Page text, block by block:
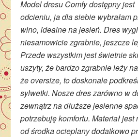
Model dresu Comfy dostępny
odcieniu, ja dla siebie wybrałam
wino, idealne na jesień. Dres
niesamowicie zgrabnie, jeszcze
Przede wszystkim jest świetnie
uszyty, że bardzo zgrabnie leży
że oversize, to doskonale
sylwetki. Nosze dres zarówno w
zewnątrz na dłuższe jesienne
potrzebuję komfortu. Materiał jest
od środka ocieplanydodatkowo